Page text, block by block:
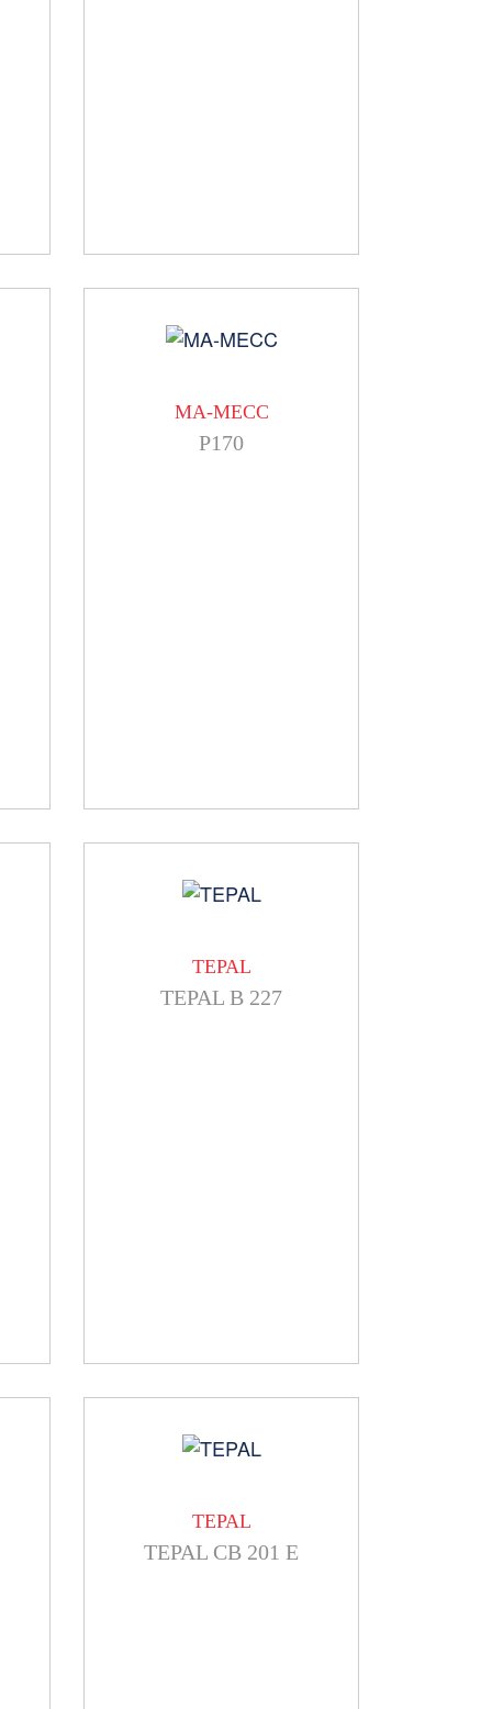
MA-MECC
P170
TEPAL
TEPAL B 227
TEPAL
TEPAL CB 201 E